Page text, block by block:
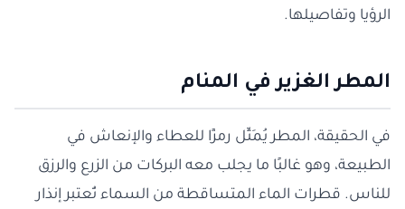
الرؤيا وتفاصيلها.
المطر الغزير في المنام
في الحقيقة، المطر يُمَثِّل رمزًا للعطاء والإنعاش في
الطبيعة، وهو غالبًا ما يجلب معه البركات من الزرع والرزق
للناس. قطرات الماء المتساقطة من السماء تُعتبر إنذار